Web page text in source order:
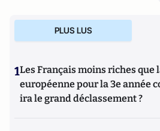
PLUS LUS
1Les Français moins riches que
européenne pour la 3e année
ira le grand déclassement ?